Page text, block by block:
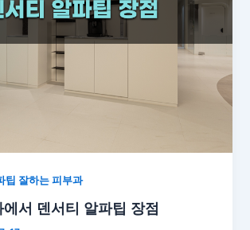
팁 잘하는 피부과
서 덴서티 알파팁 장점